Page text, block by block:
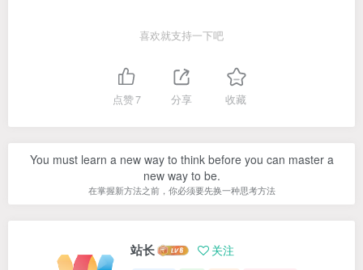
喜欢就支持一下吧
点赞7 分享 收藏
You must learn a new way to think before you can master a
new way to be.
在掌握新方法之前，你必须要先换一种思考方法
站长 关注